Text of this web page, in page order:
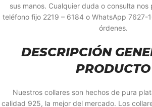
sus manos. Cualquier duda o consulta
teléfono fijo 2219 – 6184 o WhatsApp 7627-
órdenes.
DESCRIPCIÓN
PRODUCTO
Nuestros collares son hechos de pura
calidad 925, la mejor del mercado. Los